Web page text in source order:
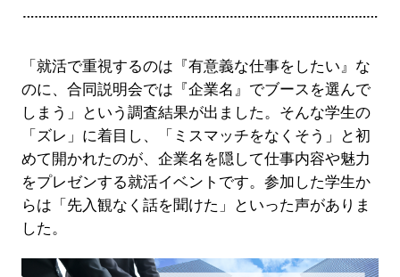
「就活で重視するのは『有意義な仕事をしたい』な
のに、合同説明会では『企業名』でブースを選んで
しまう」という調査結果が出ました。そんな学生の
「ズレ」に着目し、「ミスマッチをなくそう」と初
めて開かれたのが、企業名を隠して仕事内容や魅力
をプレゼンする就活イベントです。参加した学生か
らは「先入観なく話を聞けた」といった声がありま
した。